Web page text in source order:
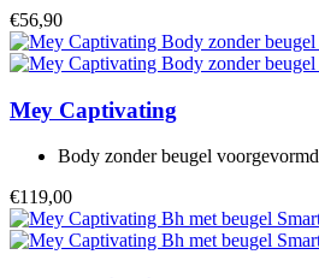
€56,90
Mey Captivating
Body zonder beugel voorgevormd
€119,00